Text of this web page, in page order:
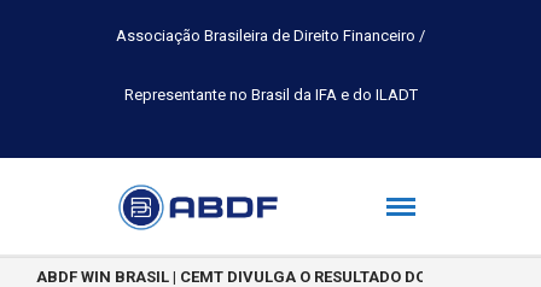
Associação Brasileira de Direito Financeiro /
Representante no Brasil da IFA e do ILADT
ABDF WIN BRASIL | CEMT DIVULGA O RESULTADO DO CONCURSO